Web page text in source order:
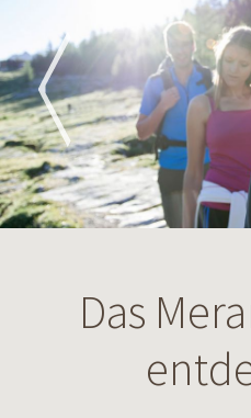
Das